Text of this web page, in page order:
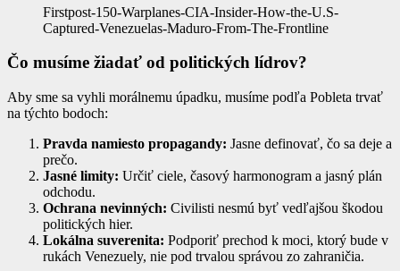
Firstpost-150-Warplanes-CIA-Insider-How-the-U.S-
Captured-Venezuelas-Maduro-From-The-Frontline
Čo musíme žiadať od politických lídrov?
Aby sme sa vyhli morálnemu úpadku, musíme podľa Pobleta trvať
na týchto bodoch:
Pravda namiesto propagandy: Jasne definovať, čo sa deje a
prečo.
Jasné limity: Určiť ciele, časový harmonogram a jasný plán
odchodu.
Ochrana nevinných: Civilisti nesmú byť vedľajšou škodou
politických hier.
Lokálna suverenita: Podporiť prechod k moci, ktorý bude v
rukách Venezuely, nie pod trvalou správou zo zahraničia.